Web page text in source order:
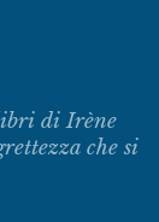
di Irène
che si